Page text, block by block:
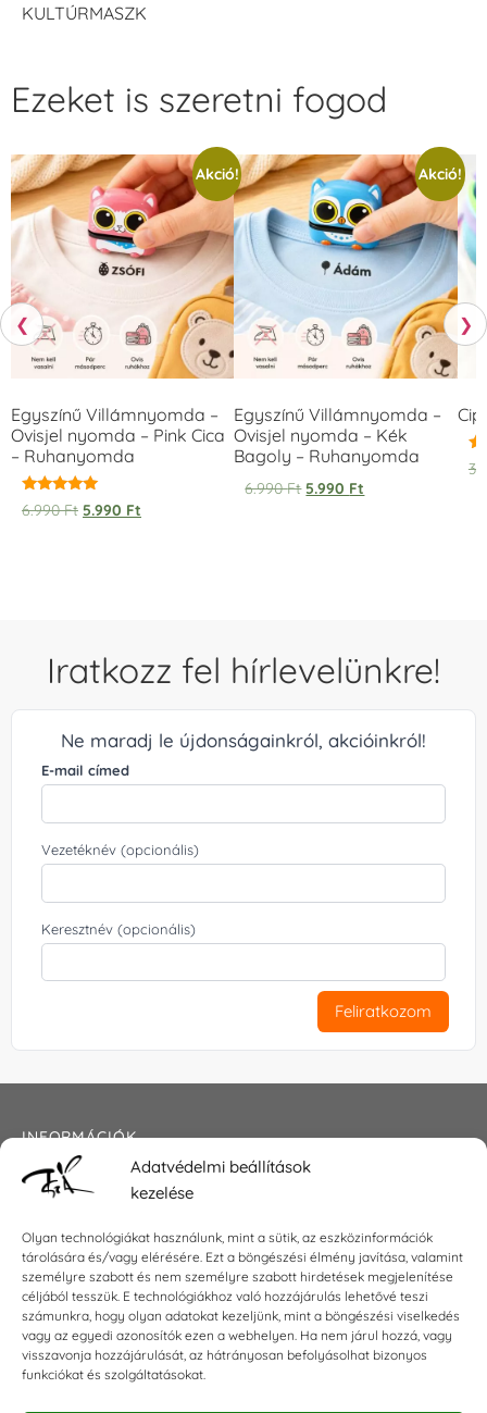
Adatvédelmi beállítások
kezelése
Olyan technológiákat használunk, mint a sütik, az eszközinformációk
tárolására és/vagy elérésére. Ezt a böngészési élmény javítása, valamint
személyre szabott és nem személyre szabott hirdetések megjelenítése
céljából tesszük. E technológiákhoz való hozzájárulás lehetővé teszi
számunkra, hogy olyan adatokat kezeljünk, mint a böngészési viselkedés
vagy az egyedi azonosítók ezen a webhelyen. Ha nem járul hozzá, vagy
visszavonja hozzájárulását, az hátrányosan befolyásolhat bizonyos
funkciókat és szolgáltatásokat.
KULTÚRMASZK
❮
Ezeket is szeretni fogod
Akció!
Egyszínű Villámnyomda –
Ovisjel nyomda – Pink Cica
– Ruhanyomda
Értékelés:
5.00
6.990Ft 5.990 Ft
Akció!
Egyszínű Villámnyomda –
Ovisjel nyomda – Kék
Bagoly – Ruhanyomda
6.990Ft 5.990 Ft
❯
Iratkozz fel hírlevelünkre!
Ne maradj le újdonságainkról, akcióinkról!
E-mail címed
Vezetéknév (opcionális)
Keresztnév (opcionális)
Feliratkozom
INFORMÁCIÓK
Általános szerződési feltételek
Impresszum
KAPCSOLAT
E-mail:shop@torokszilvi.com
Telefon: +36 30 6767872